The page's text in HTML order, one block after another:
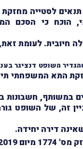
תנאים לסטייה
הוכח כי הסכם
חיובית. לעומת
השופט דנציגר
התא המשפחתי
במשותף, חשבונות
זה, של השופט
דירה יחידה.